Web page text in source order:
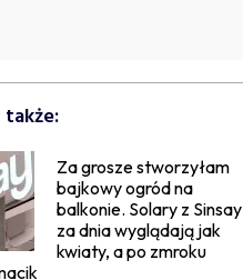
Za grosze stworzyłam
bajkowy ogród na
balkonie. Solary z Sinsay
za dnia wyglądają jak
kwiaty, a po zmroku